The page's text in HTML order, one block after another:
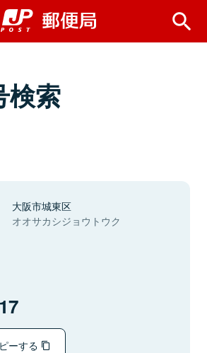
検索
大阪市城東区
オオサカシジョウトウク
ーする